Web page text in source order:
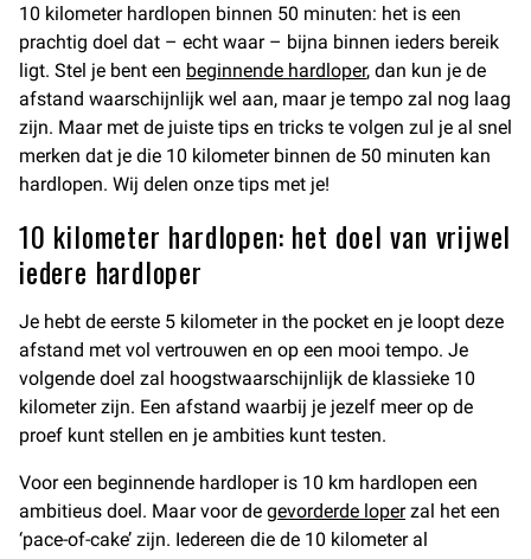
10 kilometer hardlopen binnen 50 minuten: het is een
prachtig doel dat – echt waar – bijna binnen ieders bereik
ligt. Stel je bent een beginnende hardloper, dan kun je de
afstand waarschijnlijk wel aan, maar je tempo zal nog laag
zijn. Maar met de juiste tips en tricks te volgen zul je al snel
merken dat je die 10 kilometer binnen de 50 minuten kan
hardlopen. Wij delen onze tips met je!
10 kilometer hardlopen: het doel van vrijwel
iedere hardloper
Je hebt de eerste 5 kilometer in the pocket en je loopt deze
afstand met vol vertrouwen en op een mooi tempo. Je
volgende doel zal hoogstwaarschijnlijk de klassieke 10
kilometer zijn. Een afstand waarbij je jezelf meer op de
proef kunt stellen en je ambities kunt testen.
Voor een beginnende hardloper is 10 km hardlopen een
ambitieus doel. Maar voor de gevorderde loperzal het een
‘pace-of-cake’ zijn. Iedereen die de 10 kilometer al